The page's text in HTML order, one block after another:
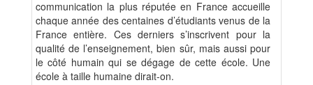
communication la plus réputée en France accueille
chaque année des centaines d’étudiants venus de la
France entière. Ces derniers s’inscrivent pour la
qualité de l’enseignement, bien sûr, mais aussi pour
le côté humain qui se dégage de cette école. Une
école à taille humaine dirait-on.